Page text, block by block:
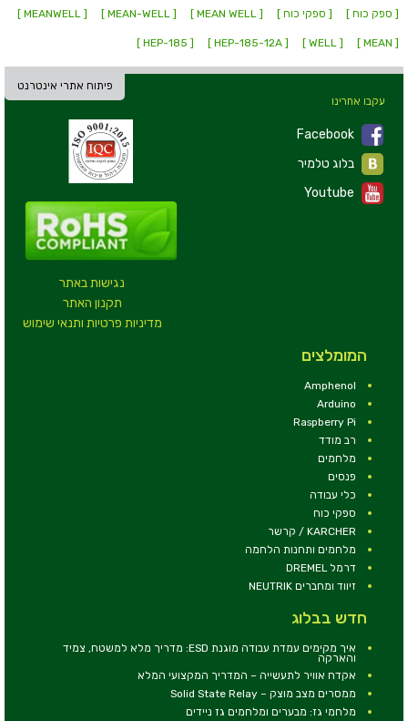
[ ספק כוח ] [ ספקי כוח ] [ MEAN WELL ]
[ MEAN-WELL ]
[ MEANWELL ]
[ MEAN ]
[ WELL ]
[ HEP-185-12A ]
[ HEP-185 ]
פיתוח אתרי אינטרנט
נגישות באתר
תקנון האתר
מדיניות פרטיות ותנאי שימוש
עקבו אחרינו
Facebook
Youtube
המומלצים
Amphenol
Arduino
Raspberry Pi
רב מודד
מלחמים
פנסים
כלי עבודה
ספקי כוח
KARCHER / קרשר
מלחמים ותחנות הלחמה
דרמל DREMEL
זיווד ומחברים NEUTRIK
חדש בבלוג
איך מקימים עמדת עבודה מוגנת ESD: מדריך מלא למשטח, צמיד
והארקה
אקדח אוויר לתעשייה – המדריך המקצועי המלא
ממסרים מצב מוצק – Solid State Relay
מלחמי גז: מבערים ומלחמים גז ניידים